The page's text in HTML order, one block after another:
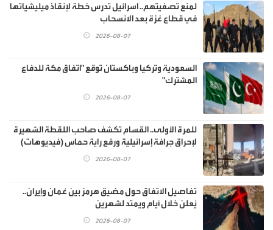
لمنع تصفيتهم.. اسرائيل تدرس خطة لإنقاذ ميليشياتها
في قطاع غزة بعد الانسحاب
2026-08-07
السعودية وتركيا وباكستان توقع "اتفاق مكة للدفاع
المشترك"
2026-08-07
للمرة الأولى.. القسام تكشف صاحب اللقطة الشهيرة
لإحراق جرافة إسرائيلية ورفع راية حماس (فيديوهات)
2026-08-07
تفاصيل الاتفاق حول مضيق هرمز بين عُمان وإيران..
يُعلن خلال أيام ويمتد لشهرين
2026-08-07